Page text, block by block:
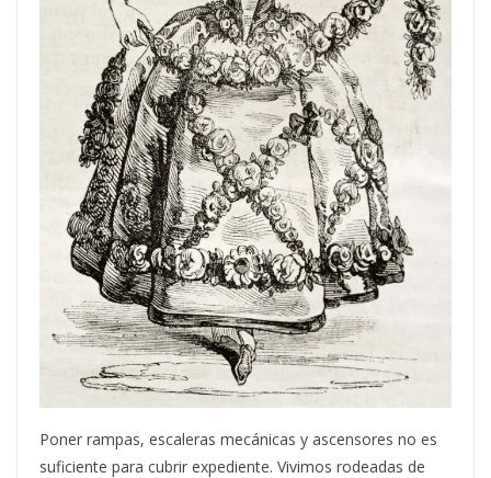
Poner rampas, escaleras mecánicas y ascensores no es
suficiente para cubrir expediente. Vivimos rodeadas de